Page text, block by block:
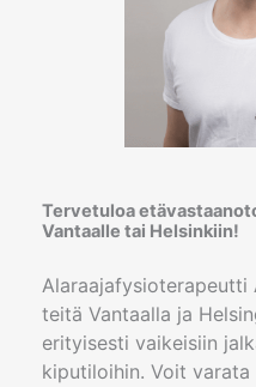
Tervetuloa
Vantaalle tai Helsinkiin!
Alaraajafysioterapeutti
teitä Vantaalla ja
erityisesti vaikeisiin
kiputiloihin. Voit varata